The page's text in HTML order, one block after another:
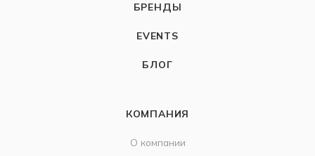
БРЕНДЫ
EVENTS
БЛОГ
КОМПАНИЯ
О компании